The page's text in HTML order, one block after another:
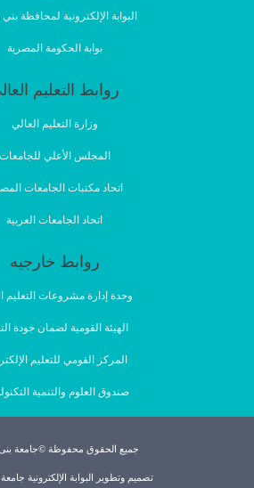
البوابة الإلكترونية لمحافظة
بوابة الحكومة المصرية
روابط التعليم
وزارة التعليم العالي
المجلس الأعلي للجامعات
اتحاد مكتبات الجامعات
اتحاد الجامعات العربية
روابط خارجيه
وحدة إدارة مشروعات التعليم
الهيئة القومية لضمان جودة
المركز القومي للتعليم
صندوق العلوم والتنمية
جميع الحقوق محفوظة ©جامعة
تصميم وتطوير البوابة الإلكترونية